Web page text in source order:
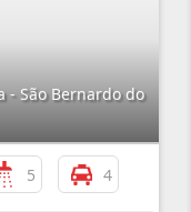
- São Bernardo do
5 4